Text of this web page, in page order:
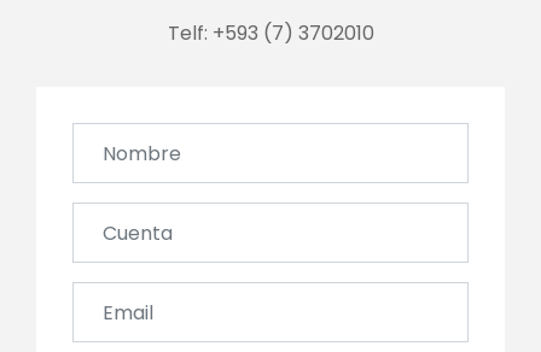
Telf: +593 (7) 3702010